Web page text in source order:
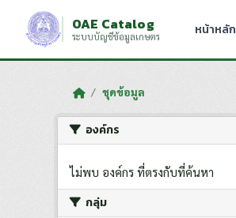
Skip to main content
OAE Catalog
ระบบบัญชีข้อมูลเกษตร หน้าหลัก
ชุดข้อมูล
องค์กร
ไม่พบ องค์กร ที่ตรงกับที่ค้นหา
กลุ่ม